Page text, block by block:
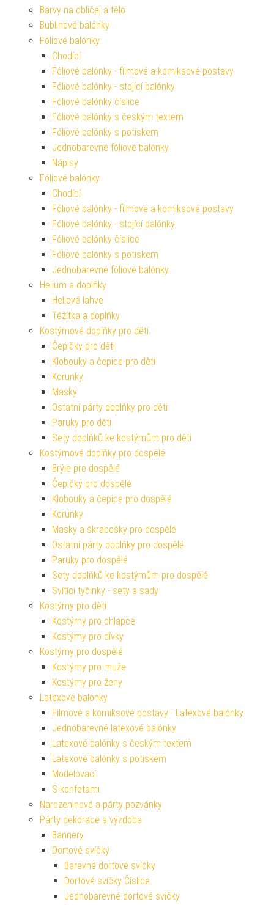
Barvy na obličej a tělo
Bublinové balónky
Fóliové balónky
Chodící
Fóliové balónky - filmové a komiksové postavy
Fóliové balónky - stojící balónky
Fóliové balónky číslice
Fóliové balónky s českým textem
Fóliové balónky s potiskem
Jednobarevné fóliové balónky
Nápisy
Fóliové balónky
Chodící
Fóliové balónky - filmové a komiksové postavy
Fóliové balónky - stojící balónky
Fóliové balónky číslice
Fóliové balónky s potiskem
Jednobarevné fóliové balónky
Helium a doplňky
Heliové lahve
Těžítka a doplňky
Kostýmové doplňky pro děti
Čepičky pro děti
Klobouky a čepice pro děti
Korunky
Masky
Ostatní párty doplňky pro děti
Paruky pro děti
Sety doplňků ke kostýmům pro děti
Kostýmové doplňky pro dospělé
Brýle pro dospělé
Čepičky pro dospělé
Klobouky a čepice pro dospělé
Korunky
Masky a škrabošky pro dospělé
Ostatní párty doplňky pro dospělé
Paruky pro dospělé
Sety doplňků ke kostýmům pro dospělé
Svítící tyčinky - sety a sady
Kostýmy pro děti
Kostýmy pro chlapce
Kostýmy pro dívky
Kostýmy pro dospělé
Kostýmy pro muže
Kostýmy pro ženy
Latexové balónky
Filmové a komiksové postavy - Latexové balónky
Jednobarevné latexové balónky
Latexové balónky s českým textem
Latexové balónky s potiskem
Modelovací
S konfetami
Narozeninové a párty pozvánky
Párty dekorace a výzdoba
Bannery
Dortové svíčky
Barevné dortové svíčky
Dortové svíčky Číslice
Jednobarevné dortové svíčky